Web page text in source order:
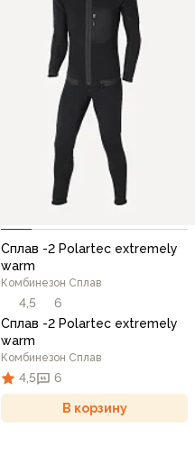
Сплав -2 Polartec extremely
warm
Комбинезон Сплав
4,5
6
Сплав -2 Polartec extremely
warm
Комбинезон Сплав
4,5 6
В корзину